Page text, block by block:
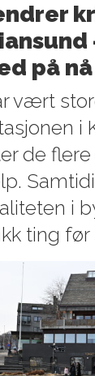
på nå
vært
i
de
i
ting før